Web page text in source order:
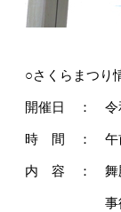
○さくらまつり
開催日 ： 令
時 間 ： 午前
内 容 ： 舞殿
事待ち池前